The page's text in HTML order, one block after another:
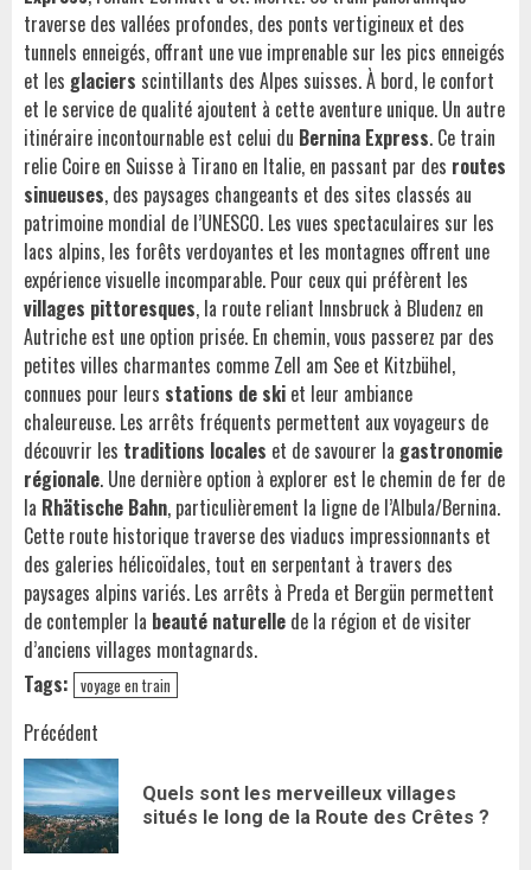
traverse des vallées profondes, des ponts vertigineux et des
tunnels enneigés, offrant une vue imprenable sur les pics enneigés
et les glaciers scintillants des Alpes suisses. À bord, le confort
et le service de qualité ajoutent à cette aventure unique. Un autre
itinéraire incontournable est celui du Bernina Express. Ce train
relie Coire en Suisse à Tirano en Italie, en passant par des routes
sinueuses, des paysages changeants et des sites classés au
patrimoine mondial de l’UNESCO. Les vues spectaculaires sur les
lacs alpins, les forêts verdoyantes et les montagnes offrent une
expérience visuelle incomparable. Pour ceux qui préfèrent les
villages pittoresques, la route reliant Innsbruck à Bludenz en
Autriche est une option prisée. En chemin, vous passerez par des
petites villes charmantes comme Zell am See et Kitzbühel,
connues pour leurs stations de ski et leur ambiance
chaleureuse. Les arrêts fréquents permettent aux voyageurs de
découvrir les traditions locales et de savourer la gastronomie
régionale. Une dernière option à explorer est le chemin de fer de
la Rhätische Bahn, particulièrement la ligne de l’Albula/Bernina.
Cette route historique traverse des viaducs impressionnants et
des galeries hélicoïdales, tout en serpentant à travers des
paysages alpins variés. Les arrêts à Preda et Bergün permettent
de contempler la beauté naturelle de la région et de visiter
d’anciens villages montagnards.
Tags: voyage en train
Navigation
d’article
Précédent
Quels sont les merveilleux villages
situés le long de la Route des Crêtes ?